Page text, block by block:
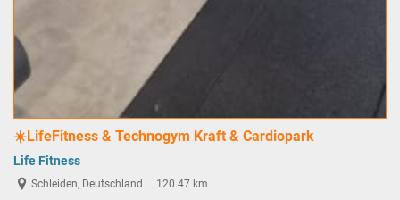
☀️LifeFitness & Technogym Kraft & Cardiopark
Life Fitness
Schleiden, Deutschland 120.47 km